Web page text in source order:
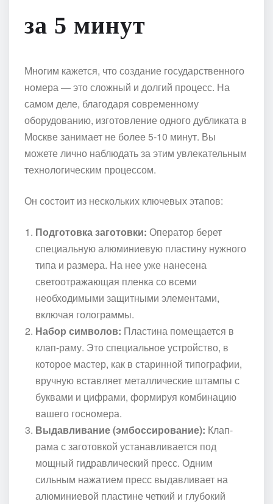
за 5 минут
Многим кажется, что создание государственного
номера — это сложный и долгий процесс. На
самом деле, благодаря современному
оборудованию, изготовление одного дубликата в
Москве занимает не более 5-10 минут. Вы
можете лично наблюдать за этим увлекательным
технологическим процессом.
Он состоит из нескольких ключевых этапов:
Подготовка заготовки: Оператор берет
специальную алюминиевую пластину нужного
типа и размера. На нее уже нанесена
светоотражающая пленка со всеми
необходимыми защитными элементами,
включая голограммы.
Набор символов: Пластина помещается в
клап-раму. Это специальное устройство, в
которое мастер, как в старинной типографии,
вручную вставляет металлические штампы с
буквами и цифрами, формируя комбинацию
вашего госномера.
Выдавливание (эмбоссирование): Клап-
рама с заготовкой устанавливается под
мощный гидравлический пресс. Одним
сильным нажатием пресс выдавливает на
алюминиевой пластине четкий и глубокий